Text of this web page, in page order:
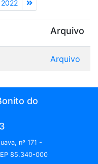
2022
Arquivo
Arquivo
do
nº 171 -
85.340-000